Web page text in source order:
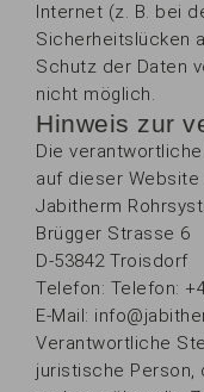
Internet (z. B. bei
Sicherheitslücken
Schutz der Daten
nicht möglich.
Hinweis zur
Die
auf dieser Website
Jabitherm
Brügger Strasse 6
D-53842 Troisdorf
Telefon: Telefon:
E-Mail:
Verantwortliche
juristische Person,